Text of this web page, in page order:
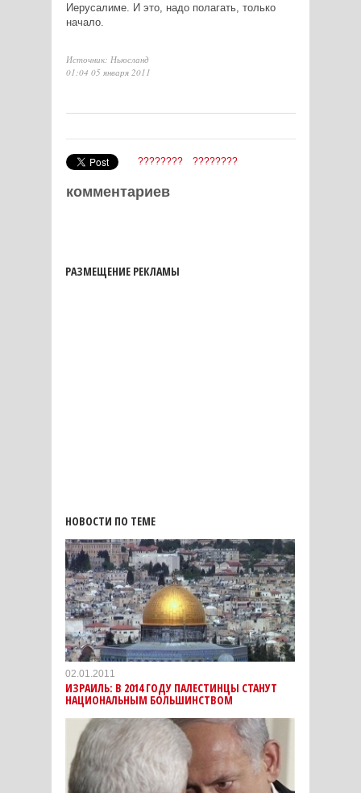
Иерусалиме. И это, надо полагать, только
начало.
Источник: Ньюсланд
01:04 05 января 2011
???????? ????????
комментариев
РАЗМЕЩЕНИЕ РЕКЛАМЫ
НОВОСТИ ПО ТЕМЕ
02.01.2011
ИЗРАИЛЬ: В 2014 ГОДУ ПАЛЕСТИНЦЫ СТАНУТ
НАЦИОНАЛЬНЫМ БОЛЬШИНСТВОМ